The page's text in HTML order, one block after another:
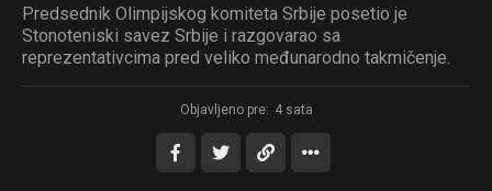
Predsednik Olimpijskog komiteta Srbije posetio je
Stonoteniski savez Srbije i razgovarao sa
reprezentativcima pred veliko međunarodno takmičenje.
Objavljeno pre: 4 sata